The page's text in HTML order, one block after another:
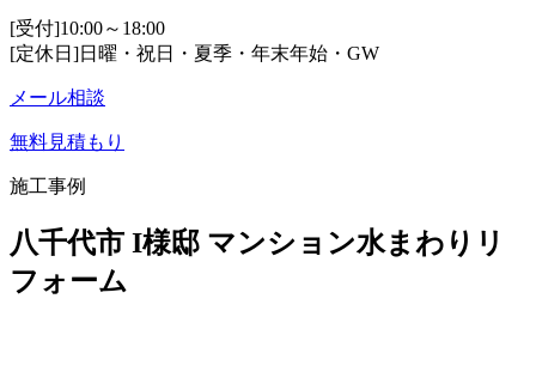
[受付]10:00～18:00
[定休日]日曜・祝日・夏季・年末年始・GW
メール相談
無料見積もり
施工事例
八千代市 I様邸 マンション水まわりリ
フォーム